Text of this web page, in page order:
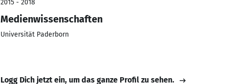
2015 - 2018
Medienwissenschaften
Universität Paderborn
Logg Dich jetzt ein, um das ganze Profil zu sehen.